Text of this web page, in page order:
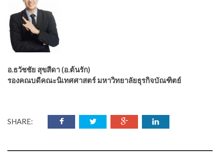
อ.ธวัชชัย สุขสีดา (อ.ต้นรัก)
รองคณบดีคณะนิเทศศาสตร์ มหาวิทยาลัยธุรกิจบัณฑิตย์
SHARE: